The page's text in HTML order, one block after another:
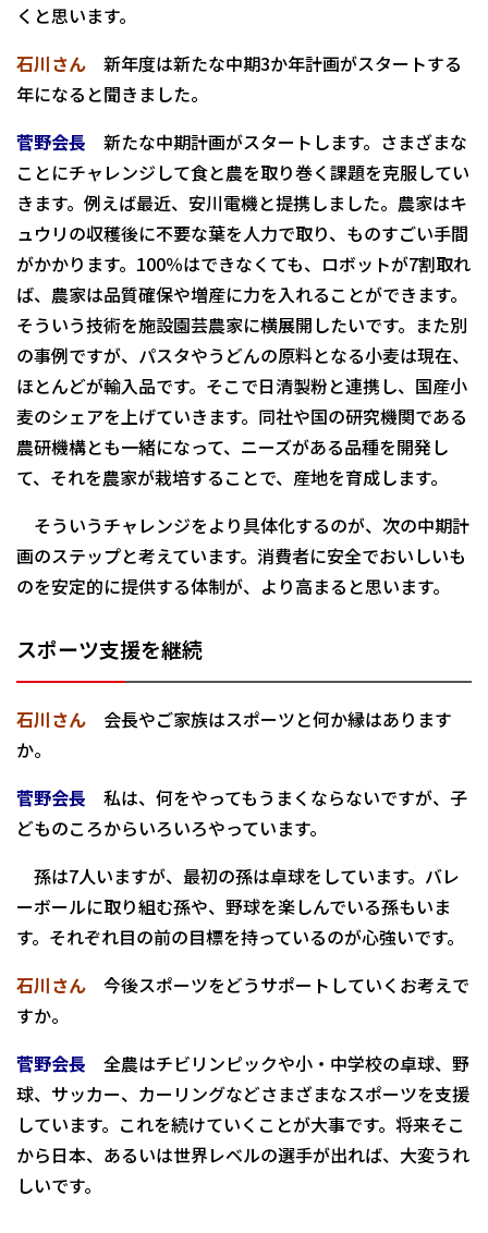
くと思います。
石川さん 新年度は新たな中期3か年計画がスタートする
年になると聞きました。
菅野会長 新たな中期計画がスタートします。さまざまな
ことにチャレンジして食と農を取り巻く課題を克服してい
きます。例えば最近、安川電機と提携しました。農家はキ
ュウリの収穫後に不要な葉を人力で取り、ものすごい手間
がかかります。100％はできなくても、ロボットが7割取れ
ば、農家は品質確保や増産に力を入れることができます。
そういう技術を施設園芸農家に横展開したいです。また別
の事例ですが、パスタやうどんの原料となる小麦は現在、
ほとんどが輸入品です。そこで日清製粉と連携し、国産小
麦のシェアを上げていきます。同社や国の研究機関である
農研機構とも一緒になって、ニーズがある品種を開発し
て、それを農家が栽培することで、産地を育成します。
そういうチャレンジをより具体化するのが、次の中期計
画のステップと考えています。消費者に安全でおいしいも
のを安定的に提供する体制が、より高まると思います。
スポーツ支援を継続
石川さん 会長やご家族はスポーツと何か縁はあります
か。
菅野会長 私は、何をやってもうまくならないですが、子
どものころからいろいろやっています。
孫は7人いますが、最初の孫は卓球をしています。バレ
ーボールに取り組む孫や、野球を楽しんでいる孫もいま
す。それぞれ目の前の目標を持っているのが心強いです。
石川さん
今後スポーツをどうサポートしていくお考えで
すか。
菅野会長 全農はチビリンピックや小・中学校の卓球、野
球、サッカー、カーリングなどさまざまなスポーツを支援
しています。これを続けていくことが大事です。将来そこ
から日本、あるいは世界レベルの選手が出れば、大変うれ
しいです。